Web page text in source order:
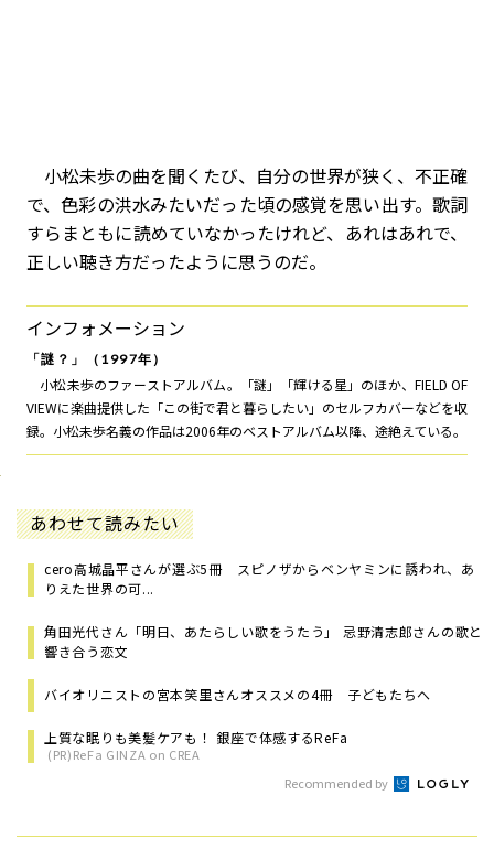
小松未歩の曲を聞くたび、自分の世界が狭く、不正確
で、色彩の洪水みたいだった頃の感覚を思い出す。歌詞
すらまともに読めていなかったけれど、あれはあれで、
正しい聴き方だったように思うのだ。
インフォメーション
「謎？」（1997年）
小松未歩のファーストアルバム。「謎」「輝ける星」のほか、FIELD OF
VIEWに楽曲提供した「この街で君と暮らしたい」のセルフカバーなどを収
録。小松未歩名義の作品は2006年のベストアルバム以降、途絶えている。
あわせて読みたい
cero高城晶平さんが選ぶ5冊 スピノザからベンヤミンに誘われ、あ
りえた世界の可...
角田光代さん「明日、あたらしい歌をうたう」 忌野清志郎さんの歌と
響き合う恋文
バイオリニストの宮本笑里さんオススメの4冊 子どもたちへ
上質な眠りも美髪ケアも！ 銀座で体感するReFa
(PR)ReFa GINZA on CREA
Recommended by